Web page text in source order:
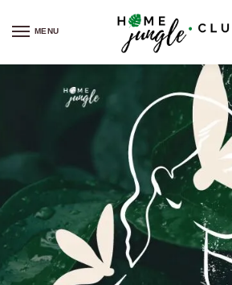
MENU